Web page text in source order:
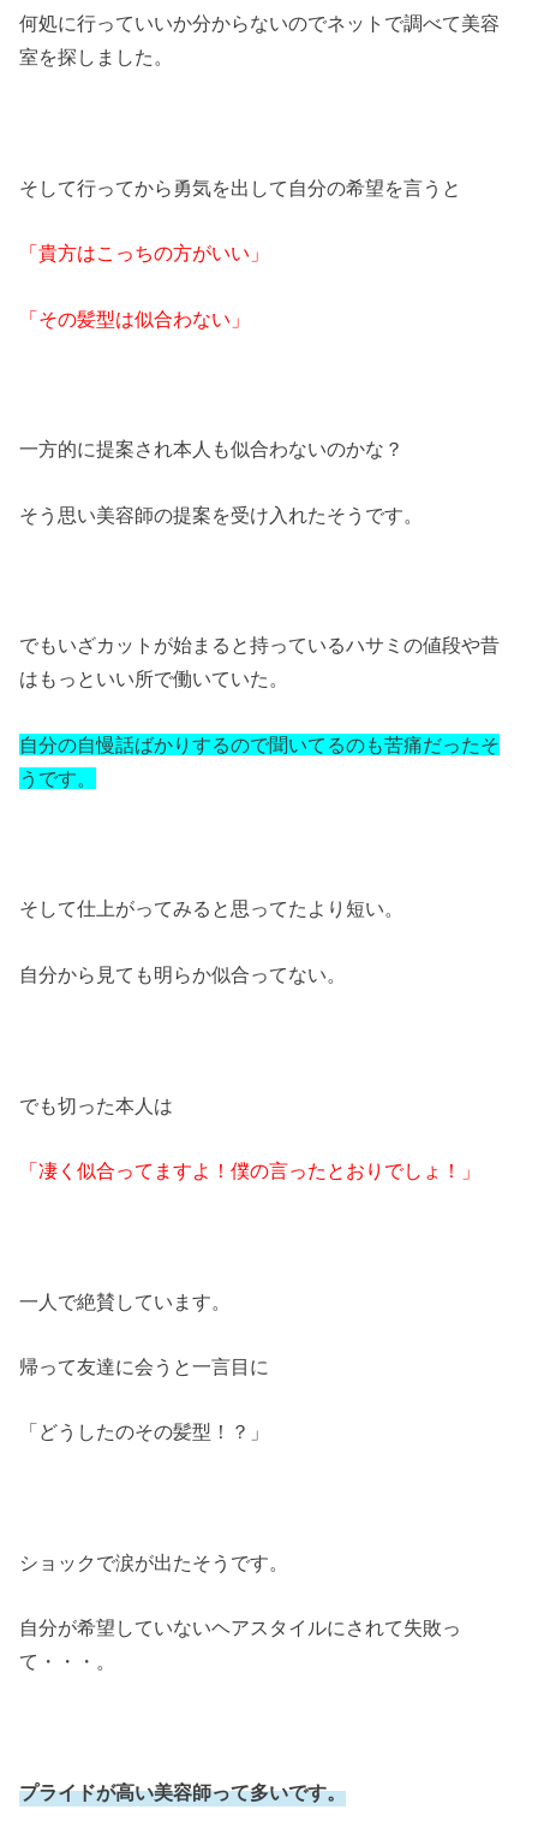
何処に行っていいか分からないのでネットで調べて美容
室を探しました。
そして行ってから勇気を出して自分の希望を言うと
「貴方はこっちの方がいい」
「その髪型は似合わない」
一方的に提案され本人も似合わないのかな？
そう思い美容師の提案を受け入れたそうです。
でもいざカットが始まると持っているハサミの値段や昔
はもっといい所で働いていた。
自分の自慢話ばかりするので聞いてるのも苦痛だったそ
うです。
そして仕上がってみると思ってたより短い。
自分から見ても明らか似合ってない。
でも切った本人は
「凄く似合ってますよ！僕の言ったとおりでしょ！」
一人で絶賛しています。
帰って友達に会うと一言目に
「どうしたのその髪型！？」
ショックで涙が出たそうです。
自分が希望していないヘアスタイルにされて失敗っ
て・・・。
プライドが高い美容師って多いです。